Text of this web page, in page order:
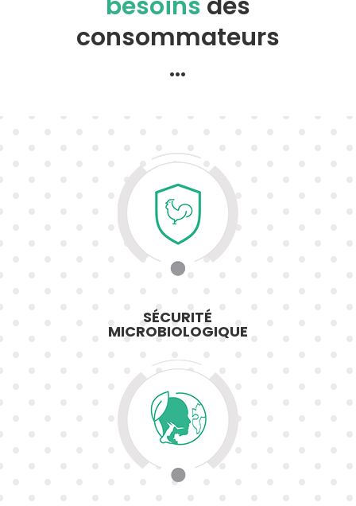
consommateurs
…
SÉCURITÉ
MICROBIOLOGIQUE